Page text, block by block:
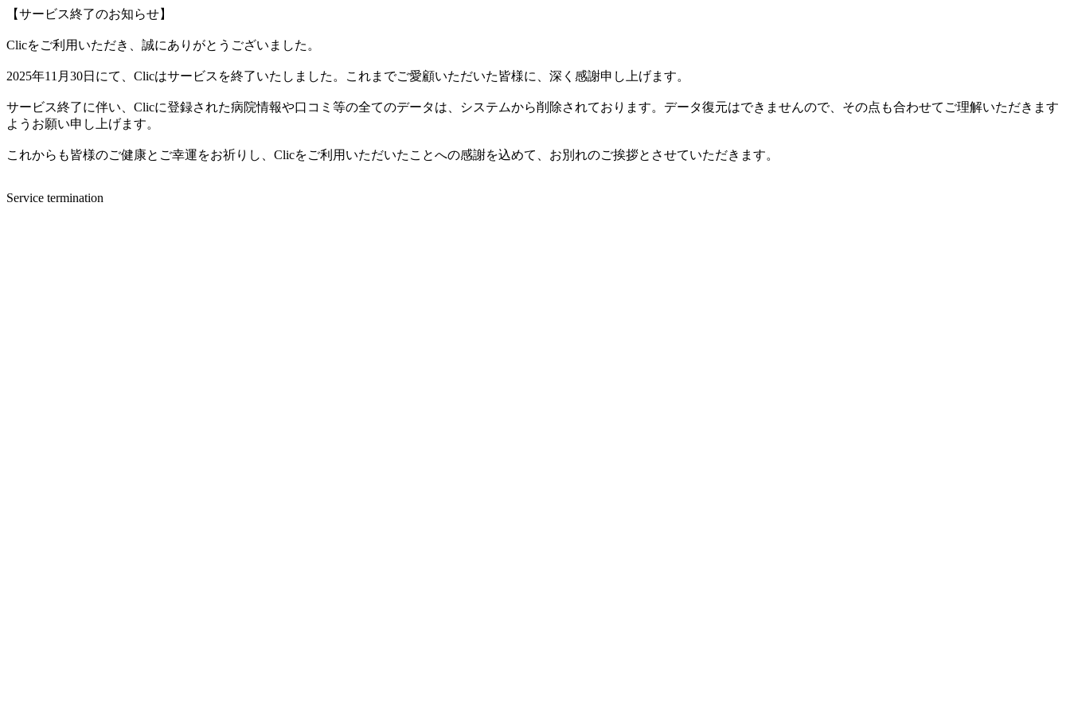
【サービス終了のお知らせ】
Clicをご利用いただき、誠にありがとうございました。
2025年11月30日にて、Clicはサービスを終了いたしました。これまでご愛顧いただいた皆様に、深く感謝申し上げます。
サービス終了に伴い、Clicに登録された病院情報や口コミ等の全てのデータは、システムから削除されております。データ復元はできませんので、その点も合わせてご理解いただきます
ようお願い申し上げます。
これからも皆様のご健康とご幸運をお祈りし、Clicをご利用いただいたことへの感謝を込めて、お別れのご挨拶とさせていただきます。
Service termination